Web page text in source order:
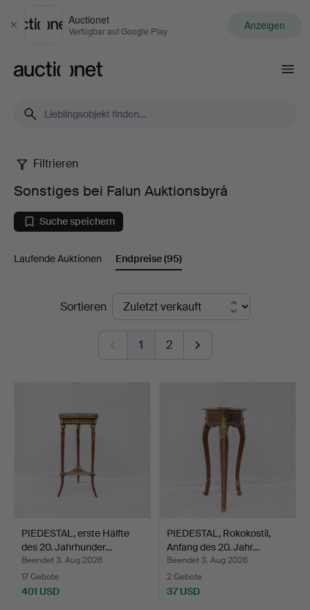
Schließen
Auctionet
Verfügbar auf Google Play Anzeigen
Sonstiges
bei
Falun
Auktionsbyrå
Filtrieren
Sonstiges bei Falun Auktionsbyrå
Suche speichern
Laufende Auktionen Endpreise(95)
EndpreiseSortieren
1 2
PIEDESTAL, erste Hälfte
des 20. Jahrhunder…
Beendet 3. Aug 2026
17 Gebote
401 USD
PIEDESTAL, Rokokostil,
Anfang des 20. Jahr…
Beendet 3. Aug 2026
2 Gebote
37 USD